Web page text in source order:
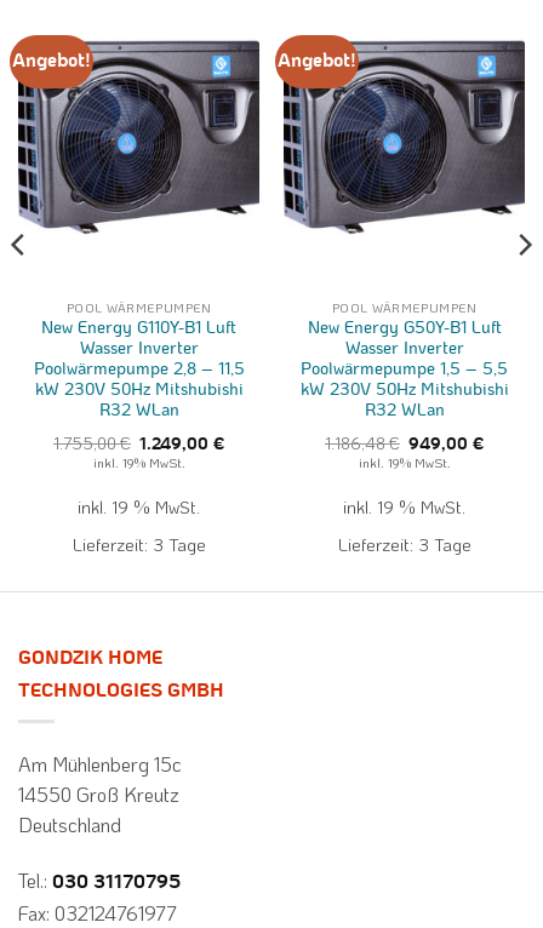
Angebot!
POOL WÄRMEPUMPEN
New Energy G110Y-B1 Luft
Wasser Inverter
Poolwärmepumpe 2,8 – 11,5
kW 230V 50Hz Mitshubishi
R32 WLan
1.755,00€ Ursprünglicher
Preis
war:
1.249,00€Aktueller
inkl. 19% MwSt.
inkl. 19 % MwSt.
Lieferzeit: 3 Tage
Angebot!
POOL WÄRMEPUMPEN
New Energy G50Y-B1 Luft
Wasser Inverter
Poolwärmepumpe 1,5 – 5,5
kW 230V 50Hz Mitshubishi
R32 WLan
1.186,48€ Ursprünglicher
Preis
war:
949,00€
inkl. 19% MwSt.
inkl. 19 % MwSt.
Lieferzeit: 3 Tage
GONDZIK HOME
TECHNOLOGIES GMBH
Am Mühlenberg 15c
14550 Groß Kreutz
Deutschland
Tel.: 030 31170795
Fax: 032124761977